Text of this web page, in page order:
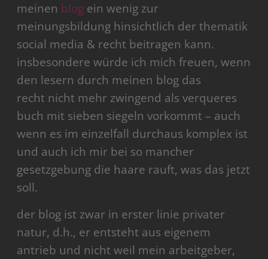
meinen blog ein wenig zur
meinungsbildung hinsichtlich der thematik
social media & recht beitragen kann.
insbesondere würde ich mich freuen, wenn
den lesern durch meinen blog das
recht nicht mehr zwingend als verqueres
buch mit sieben siegeln vorkommt – auch
wenn es im einzelfall durchaus komplex ist
und auch ich mir bei so mancher
gesetzgebung die haare rauft, was das jetzt
soll.
der blog ist zwar in erster linie privater
natur, d.h., er entsteht aus eigenem
antrieb und nicht weil mein arbeitgeber,